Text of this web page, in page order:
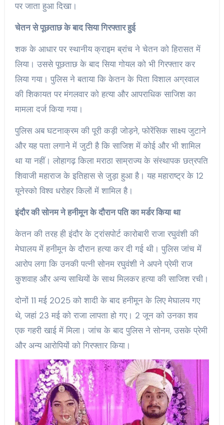
पर जाता हुआ दिखा।
चेतन से पूछताछ के बाद सिया गिरफ्तार हुई
शक के आधार पर स्थानीय क्राइम ब्रांच ने चेतन को हिरासत में
लिया। उससे पूछताछ के बाद सिया गोयल को भी गिरफ्तार कर
लिया गया। पुलिस ने बताया कि केतन के पिता विशाल अग्रवाल
की शिकायत पर मंगलवार को हत्या और आपराधिक साजिश का
मामला दर्ज किया गया।
पुलिस अब घटनाक्रम की पूरी कड़ी जोड़ने, फोरेंसिक साक्ष्य जुटाने
और यह पता लगाने में जुटी है कि साजिश में कोई और भी शामिल
था या नहीं। लोहागढ़ किला मराठा साम्राज्य के संस्थापक छत्रपति
शिवाजी महाराज के इतिहास से जुड़ा हुआ है। यह महाराष्ट्र के 12
यूनेस्को विश्व धरोहर किलों में शामिल है।
इंदौर की सोनम ने हनीमून के दौरान पति का मर्डर किया था
केतन की तरह ही इंदौर के ट्रांसपोर्ट कारोबारी राजा रघुवंशी की
मेघालय में हनीमून के दौरान हत्या कर दी गई थी। पुलिस जांच में
आरोप लगा कि उनकी पत्नी सोनम रघुवंशी ने अपने प्रेमी राज
कुशवाह और अन्य साथियों के साथ मिलकर हत्या की साजिश रची।
दोनों 11 मई 2025 को शादी के बाद हनीमून के लिए मेघालय गए
थे, जहां 23 मई को राजा लापता हो गए। 2 जून को उनका शव
एक गहरी खाई में मिला। जांच के बाद पुलिस ने सोनम, उसके प्रेमी
और अन्य आरोपियों को गिरफ्तार किया।